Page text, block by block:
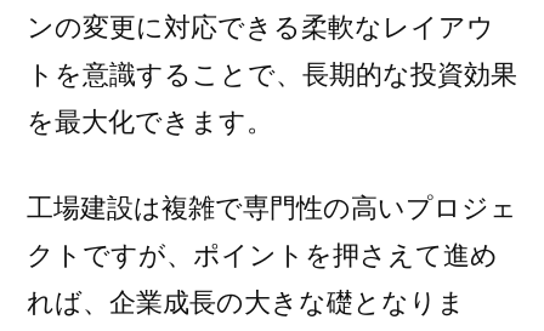
ンの変更に対応できる柔軟なレイアウ
トを意識することで、長期的な投資効果
を最大化できます。
工場建設は複雑で専門性の高いプロジェ
クトですが、ポイントを押さえて進め
れば、企業成長の大きな礎となりま